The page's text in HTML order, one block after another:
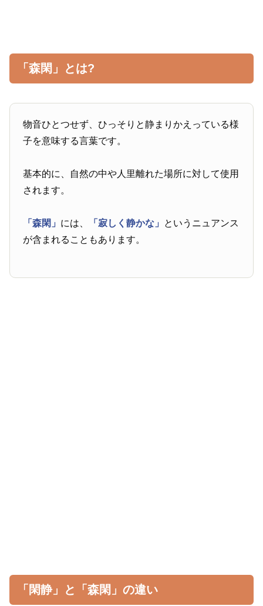
「森閑」とは?
物音ひとつせず、ひっそりと静まりかえっている様
子を意味する言葉です。
基本的に、自然の中や人里離れた場所に対して使用
されます。
「森閑」 には、 「寂しく静かな」 というニュアンス
が含まれることもあります。
「閑静」と「森閑」の違い